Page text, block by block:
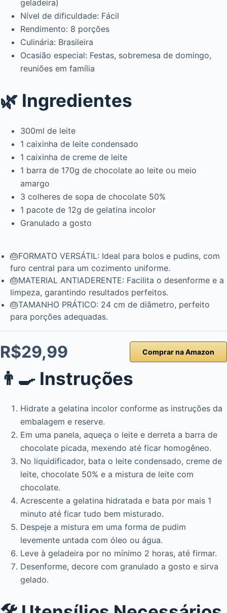
geladeira)
Nível de dificuldade: Fácil
Rendimento: 8 porções
Culinária: Brasileira
Ocasião especial: Festas, sobremesa de domingo,
reuniões em família
🌿 Ingredientes
300ml de leite
1 caixinha de leite condensado
1 caixinha de creme de leite
1 barra de 170g de chocolate ao leite ou meio
amargo
3 colheres de sopa de chocolate 50%
1 pacote de 12g de gelatina incolor
Granulado a gosto
🎂FORMATO VERSÁTIL: Ideal para bolos e pudins, com
furo central para um cozimento uniforme.
🎂MATERIAL ANTIADERENTE: Facilita o desenforme e a
limpeza, garantindo resultados perfeitos.
🎂TAMANHO PRÁTICO: 24 cm de diâmetro, perfeito
para porções adequadas.
R$29,99 Comprar na Amazon
👨‍🍳 Instruções
Hidrate a gelatina incolor conforme as instruções da
embalagem e reserve.
Em uma panela, aqueça o leite e derreta a barra de
chocolate picada, mexendo até ficar homogêneo.
No liquidificador, bata o leite condensado, creme de
leite, chocolate 50% e a mistura de leite com
chocolate.
Acrescente a gelatina hidratada e bata por mais 1
minuto até ficar tudo bem misturado.
Despeje a mistura em uma forma de pudim
levemente untada com óleo ou água.
Leve à geladeira por no mínimo 2 horas, até firmar.
Desenforme, decore com granulado a gosto e sirva
gelado.